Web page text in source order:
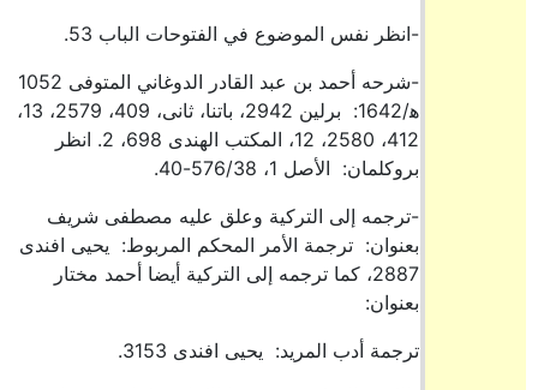
-انظر نفس الموضوع في الفتوحات الباب 53.
-شرحه أحمد بن عبد القادر الدوغاني المتوفى 1052
ه‍/1642: برلين 2942، باتنا، ثانى، 409، 2579، 13،
412، 2580، 12، المكتب الهندى 698، 2. انظر
بروكلمان: الأصل 1، 576/38-40.
-ترجمه إلى التركية وعلق عليه مصطفى شريف
بعنوان: ترجمة الأمر المحكم المربوط: يحيى افندى
2887، كما ترجمه إلى التركية أيضا أحمد مختار
بعنوان:
ترجمة أدب المريد: يحيى افندى 3153.